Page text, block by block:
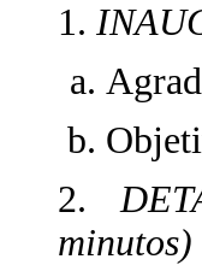
1.
2.
minutos)